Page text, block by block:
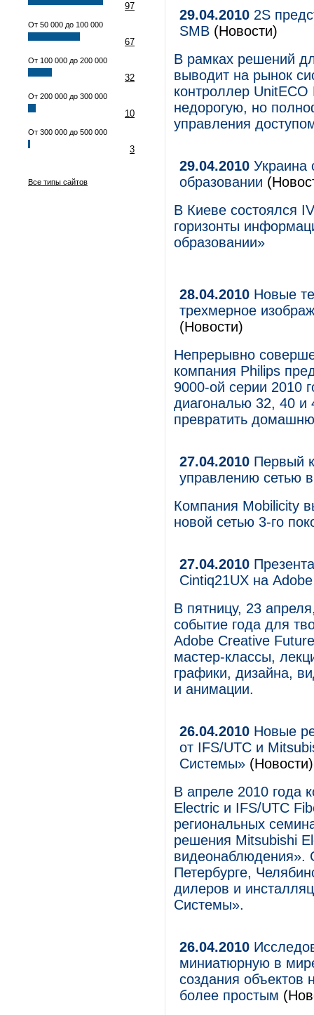
97
От 50 000 до 100 000
67
От 100 000 до 200 000
32
От 200 000 до 300 000
10
От 300 000 до 500 000
3
Все типы сайтов
29.04.2010 2S
SMB (Новости)
В рамках решений
выводит на рынок
контроллер
недорогую, но
управления
29.04.2010 Украина
образовании
В Киеве состоялся
горизонты
образовании»
28.04.2010 Новые
трехмерное
(Новости)
Непрерывно
компания Philips
9000-ой серии 2010
диагональю 32, 40 и
превратить
27.04.2010 Первый
управлению сетью
Компания Mobilicity
новой сетью 3-го
27.04.2010
Cintiq21UX на
В пятницу, 23
событие года для
Adobe Creative
мастер-классы,
графики, дизайна,
и анимации.
26.04.2010 Новые
от IFS/UTC и
Системы» (Новости)
В апреле 2010 года
Electric и IFS/UTC
региональных
решения Mitsubishi
видеонаблюдения».
Петербурге,
дилеров и
Системы».
26.04.2010
миниатюрную в
создания объектов
более простым